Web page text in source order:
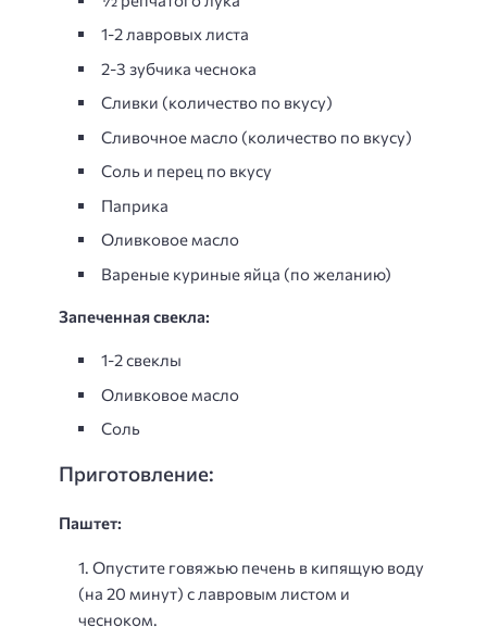
1-2 лавровых листа
2-3 зубчика чеснока
Сливки (количество по вкусу)
Сливочное масло (количество по вкусу)
Соль и перец по вкусу
Паприка
Оливковое масло
Вареные куриные яйца (по желанию)
Запеченная свекла:
1-2 свеклы
Оливковое масло
Соль
Приготовление:
Паштет:
Опустите говяжью печень в кипящую воду
(на 20 минут) с лавровым листом и
чесноком.